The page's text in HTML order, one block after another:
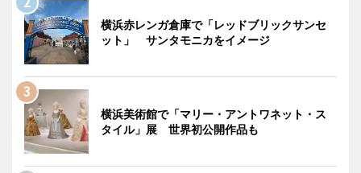
横浜赤レンガ倉庫で「レッドブリックサンセ
ット」 サンタモニカをイメージ
横浜美術館で「マリー・アントワネット・ス
タイル」展 世界初公開作品も